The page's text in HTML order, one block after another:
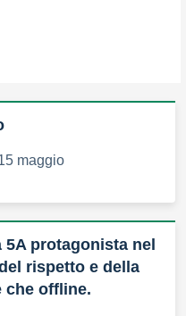
maggio
protagonista nel
rispetto e della
che offline.